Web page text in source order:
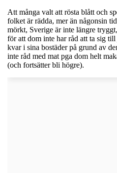
Att många valt att rösta blått och
folket är rädda, mer än någonsin
mörkt, Sverige är inte längre
för att dom inte har råd att ta sig
kvar i sina bostäder på grund av
inte råd med mat pga dom helt
(och fortsätter bli högre).